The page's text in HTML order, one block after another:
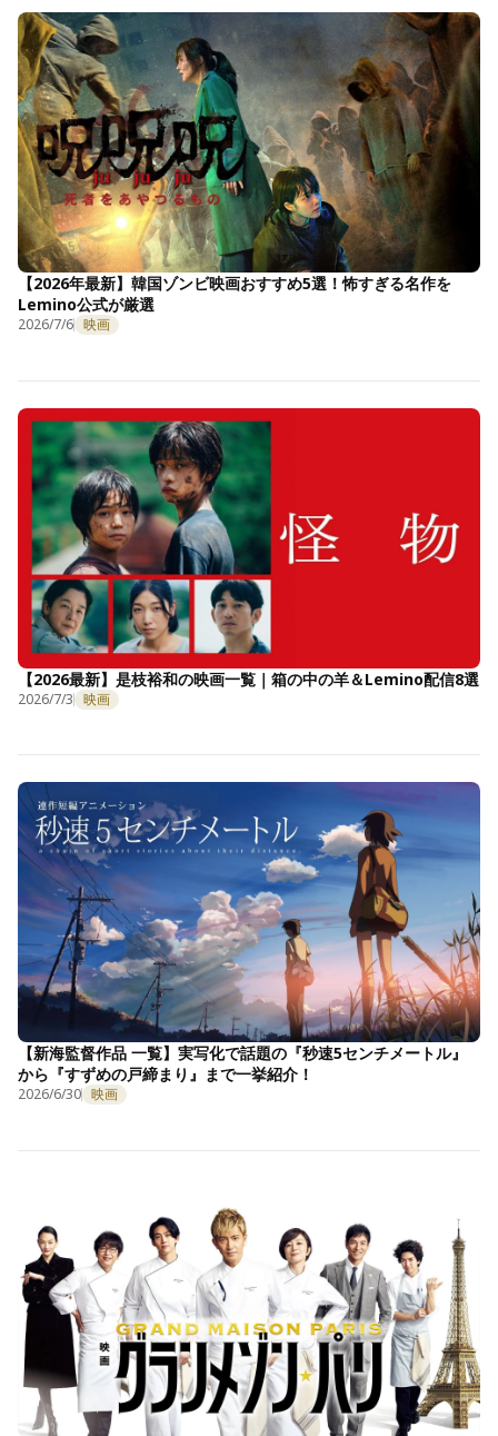
【2026年最新】韓国ゾンビ映画おすすめ5選！怖すぎる名作を
Lemino公式が厳選
2026/7/6 映画
【2026最新】是枝裕和の映画一覧｜箱の中の羊＆Lemino配信8選
2026/7/3 映画
【新海監督作品 一覧】実写化で話題の『秒速5センチメートル』
から『すずめの戸締まり』まで一挙紹介！
2026/6/30 映画